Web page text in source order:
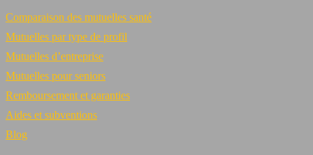
Comparaison des mutuelles santé
Mutuelles par type de profil
Mutuelles d’entreprise
Mutuelles pour seniors
Remboursement et garanties
Aides et subventions
Blog